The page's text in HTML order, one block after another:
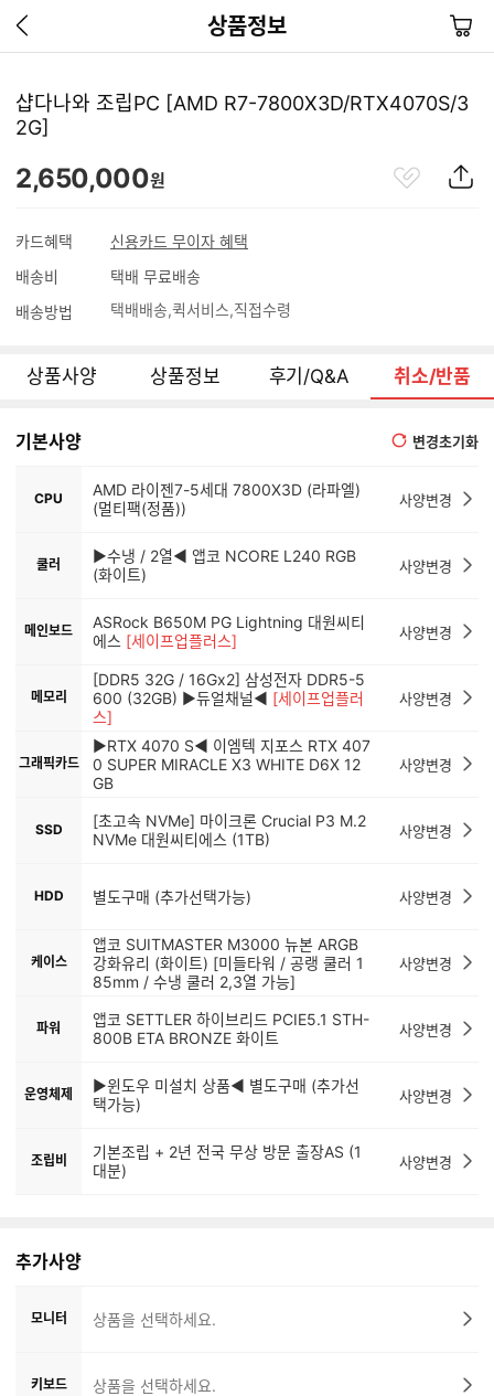
상품정보
이
지
가
장
바
샵다나와 조립PC [AMD R7-7800X3D/RTX4070S/3
2G]
2,650,000원
카드혜택
신용카드 무이자 혜택
배송비
택배 무료배송
배송방법
택배배송 퀵서비스 직접수령
상품사양 상품정보 후기/Q&A 취소/반품
기본사양 변경초기화
CPU
AMD 라이젠7-5세대 7800X3D (라파엘)
(멀티팩(정품))
사양변경
쿨러
▶수냉 / 2열◀ 앱코 NCORE L240 RGB
(화이트)
사양변경
메인보드
ASRock B650M PG Lightning 대원씨티
에스 [세이프업플러스] 사양변경
메모리
[DDR5 32G / 16Gx2] 삼성전자 DDR5-5
600 (32GB) ▶듀얼채널◀ [세이프업플러
스]
사양변경
그래픽카드
▶RTX 4070 S◀ 이엠텍 지포스 RTX 407
0 SUPER MIRACLE X3 WHITE D6X 12
GB
사양변경
SSD
[초고속 NVMe] 마이크론 Crucial P3 M.2
NVMe 대원씨티에스 (1TB)
사양변경
HDD 별도구매 (추가선택가능) 사양변경
케이스
앱코 SUITMASTER M3000 뉴본 ARGB
강화유리 (화이트) [미들타워 / 공랭 쿨러 1
85mm / 수냉 쿨러 2,3열 가능]
사양변경
파워
앱코 SETTLER 하이브리드 PCIE5.1 STH-
800B ETA BRONZE 화이트
사양변경
운영체제
▶윈도우 미설치 상품◀ 별도구매 (추가선
택가능)
사양변경
조립비
기본조립 + 2년 전국 무상 방문 출장AS (1
대분)
사양변경
추가사양
모니터 상품을 선택하세요.
키보드 상품을 선택하세요.